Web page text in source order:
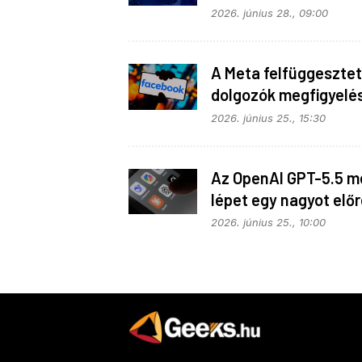
telepakolt 6G-s
2026. június 28., 09:00
A Meta
dolgozók
2026. június 25., 15:30
Az OpenAI GPT-5.5
lépet egy nagyot
2026. június 25., 10:00